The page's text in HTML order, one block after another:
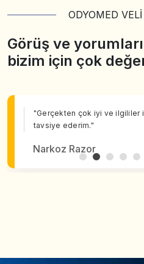
ODYOMED
Görüş ve
bizim için çok
"Gerçekten çok iyi ve ilgililer
tavsiye ederim."
Narkoz Razor